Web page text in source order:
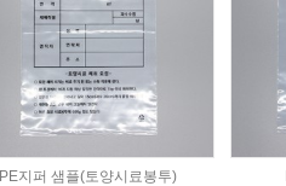
PE지퍼 샘플(토양시료봉투)